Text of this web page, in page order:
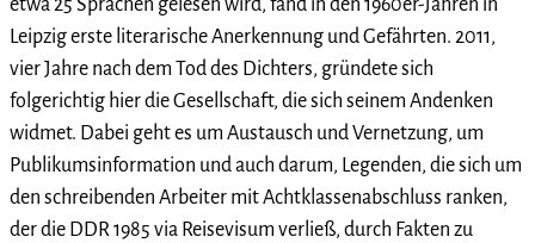
etwa 25 Sprachen gelesen wird, fand in den 1960er-Jahren in
Leipzig erste literarische Anerkennung und Gefährten. 2011,
vier Jahre nach dem Tod des Dichters, gründete sich
folgerichtig hier die Gesellschaft, die sich seinem Andenken
widmet. Dabei geht es um Austausch und Vernetzung, um
Publikumsinformation und auch darum, Legenden, die sich um
den schreibenden Arbeiter mit Achtklassenabschluss ranken,
der die DDR 1985 via Reisevisum verließ, durch Fakten zu